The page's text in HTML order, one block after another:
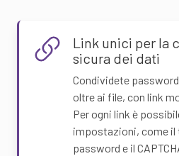
Link unici per la
sicura dei dati
Condividete
oltre ai file, con link
Per ogni link è
impostazioni, come il
password e il